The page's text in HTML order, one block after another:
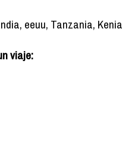
eeuu, Tanzania, Kenia
viaje: